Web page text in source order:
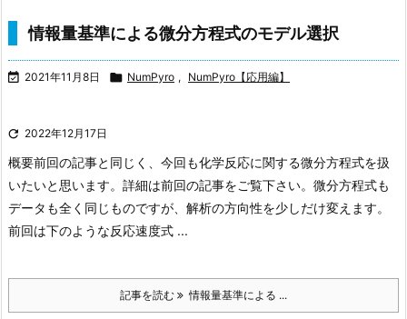
情報量基準による微分方程式のモデル選択
 2021年11月8日  NumPyro , NumPyro【応用編】
 2022年12月17日
概要前回の記事と同じく、今回も化学反応に関する微分方程式を扱
いたいと思います。詳細は前回の記事をご覧下さい。 微分方程式も
データも全く同じものですが、解析の方向性を少しだけ変えます。
前回は下のような反応速度式 ...
記事を読む 情報量基準による ...